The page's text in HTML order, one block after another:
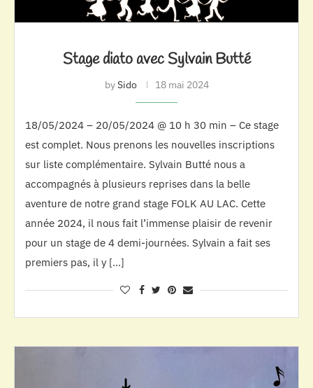
Stage diato avec Sylvain Butté
bySido 18 mai 2024
18/05/2024 – 20/05/2024 @ 10 h 30 min – Ce stage
est complet. Nous prenons les nouvelles inscriptions
sur liste complémentaire. Sylvain Butté nous a
accompagnés à plusieurs reprises dans la belle
aventure de notre grand stage FOLK AU LAC. Cette
année 2024, il nous fait l’immense plaisir de revenir
pour un stage de 4 demi-journées. Sylvain a fait ses
premiers pas, il y […]